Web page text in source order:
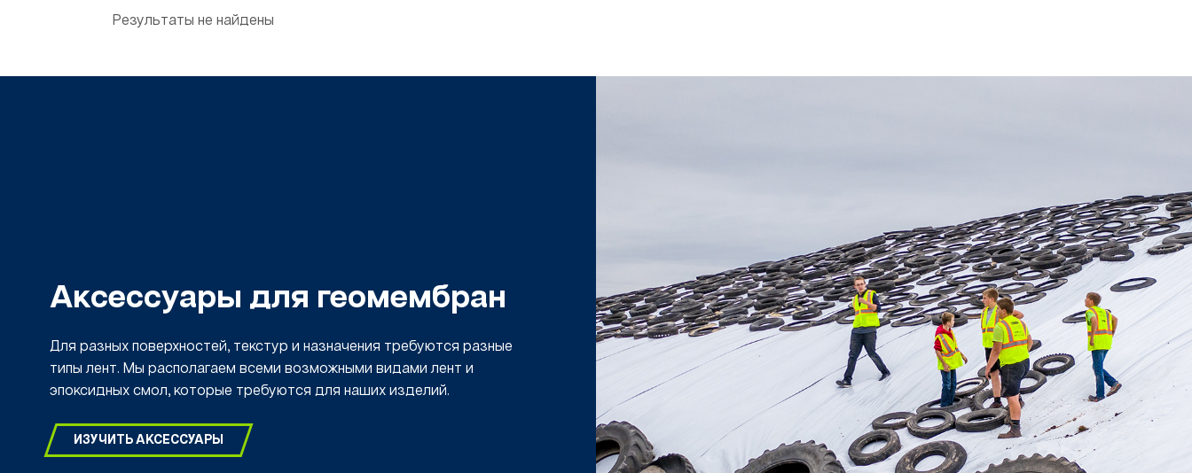
Результаты не найдены
Аксессуары для геомембран
Для разных поверхностей, текстур и назначения требуются разные
типы лент. Мы располагаем всеми возможными видами лент и
эпоксидных смол, которые требуются для наших изделий.
ИЗУЧИТЬ АКСЕССУАРЫ